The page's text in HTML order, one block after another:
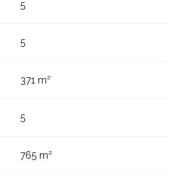
5
5
371 m²
5
765 m²